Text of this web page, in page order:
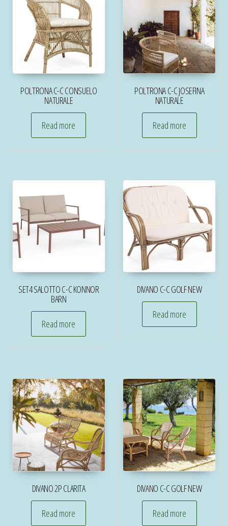
POLTRONA C-C CONSUELO
NATURALE
Read more
POLTRONA C-C JOSEFINA
NATURALE
Read more
SET4 SALOTTO C-C KONNOR
BARN
Read more
DIVANO C-C GOLF NEW
Read more
DIVANO 2P CLARITA
Read more
DIVANO C-C GOLF NEW
Read more